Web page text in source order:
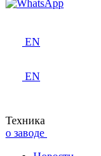
EN
EN
Техника
о заводе